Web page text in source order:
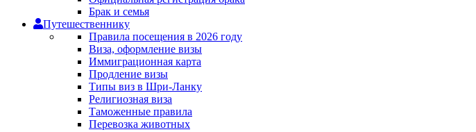
Брак и семья
Путешественнику
Правила посещения в 2026 году
Виза, оформление визы
Иммиграционная карта
Продление визы
Типы виз в Шри-Ланку
Религиозная виза
Таможенные правила
Перевозка животных